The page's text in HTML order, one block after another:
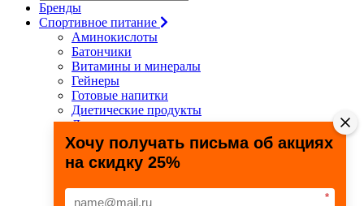
Бренды
Спортивное питание
Аминокислоты
Батончики
Витамины и минералы
Гейнеры
Готовые напитки
Диетические продукты
Для связок и суставов
Жиросжигатели
Здоровье и долголетие
Креатин
Специальные препараты
Хочу получать письма об акциях
на скидку 25%
*